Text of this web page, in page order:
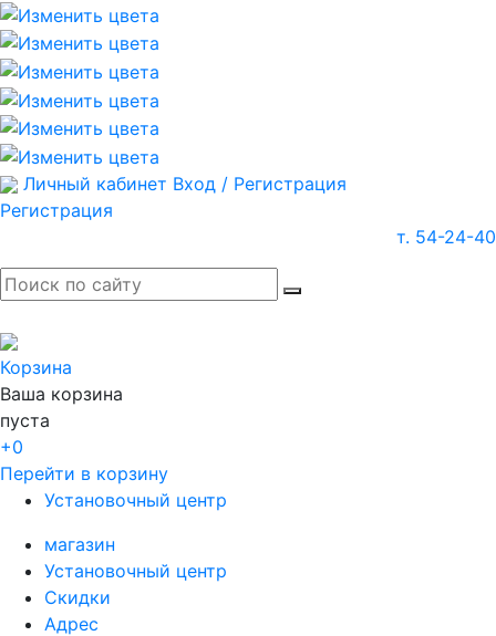
Личный кабинет Вход / Регистрация
Регистрация
т. 54-24-40
Корзина
Ваша корзина
пуста
+0
Перейти в корзину
Установочный центр
магазин
Установочный центр
Скидки
Адрес